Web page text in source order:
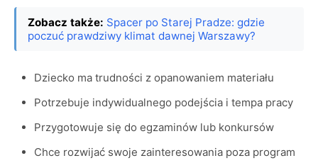
Zobacz także: Spacer po Starej Pradze: gdzie
poczuć prawdziwy klimat dawnej Warszawy?
Dziecko ma trudności z opanowaniem materiału
Potrzebuje indywidualnego podejścia i tempa pracy
Przygotowuje się do egzaminów lub konkursów
Chce rozwijać swoje zainteresowania poza program